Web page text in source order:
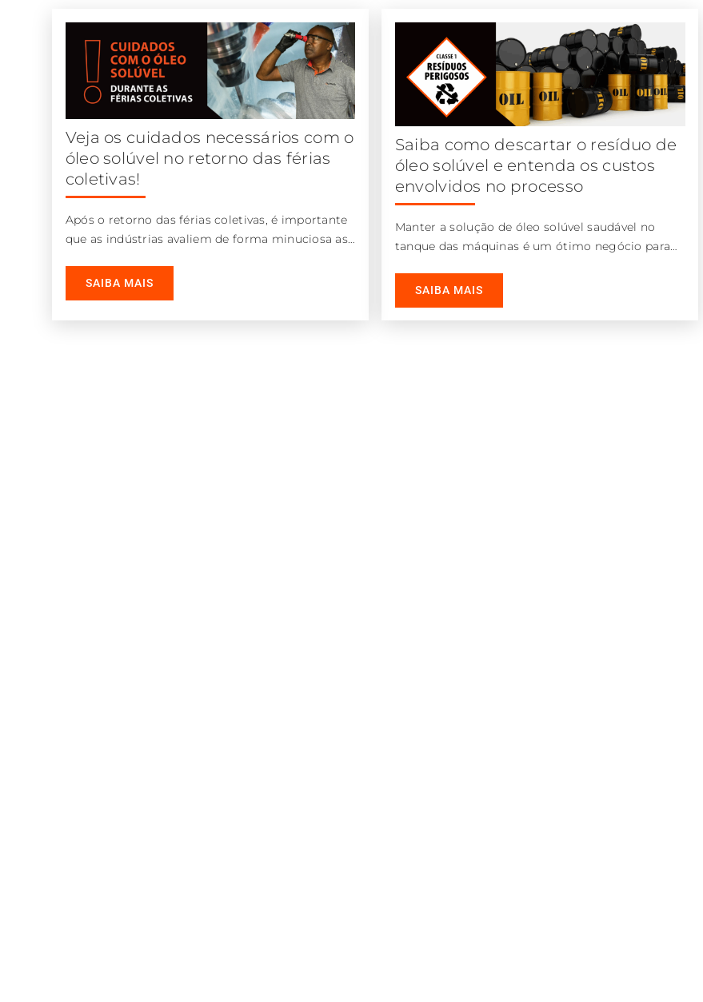
Veja os cuidados necessários com o
óleo solúvel no retorno das férias
coletivas!
Após o retorno das férias coletivas, é importante
que as indústrias avaliem de forma minuciosa as
tanques das máquinas. Este cuidado irá evitar
SAIBA MAIS
Saiba como descartar o resíduo de
óleo solúvel e entenda os custos
envolvidos no processo
Manter a solução de óleo solúvel saudável no
tanque das máquinas é um ótimo negócio para
SAIBA MAIS